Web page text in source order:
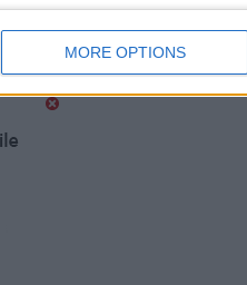
MORE OPTIONS